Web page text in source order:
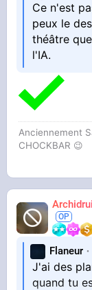
Ce n'est
peux le
théâtre
l'IA.
Anciennement
CHOCKBAR 😉️
Flaneur
J'ai des
quand tu